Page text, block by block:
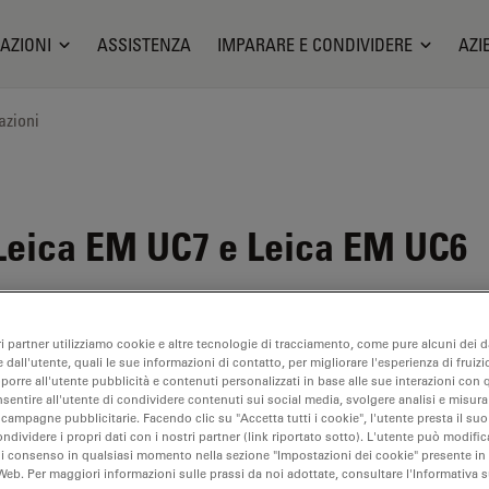
ASSISTENZA IMPARARE E CONDIVIDERE
EM UC7 e Leica EM UC6
partner utilizziamo cookie e altre tecnologie di tracciamento, come pure alcuni dei
dall'utente, quali le sue informazioni di contatto, per migliorare l'esperienza di
all'utente pubblicità e contenuti personalizzati in base alle sue interazioni con
all'utente di condividere contenuti sui social media, svolgere analisi e
pubblicitarie. Facendo clic su "Accetta tutti i cookie", l'utente presta il
i propri dati con i nostri partner (link riportato sotto). L'utente può
consenso in qualsiasi momento nella sezione "Impostazioni dei cookie" presente
Per maggiori informazioni sulle prassi da noi adottate, consultare l'Informativa